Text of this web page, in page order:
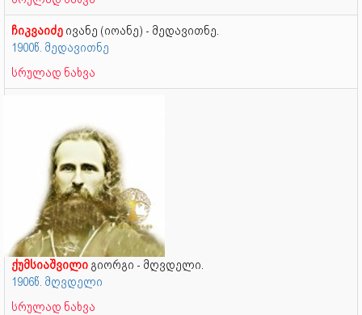
ჩიკვაიძე ივანე (იოანე) - მედავითნე.
1900წ. მედავითნე
სრულად ნახვა
ქუმსიაშვილი გიორგი - მღვდელი.
1906წ. მღვდელი
სრულად ნახვა